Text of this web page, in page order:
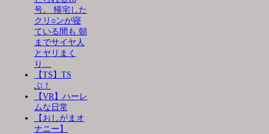
号。 帰宅した
クリ○ンが寝
ている間も 朝
までサイヤ人
とヤリまく
り…
【TS】TS
ぶ！
【VR】ハーレ
ムな日常
【おしがまオ
ナニー】